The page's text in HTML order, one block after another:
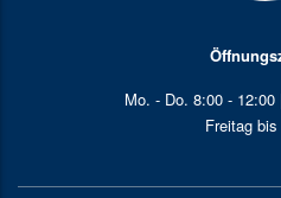
Mo. - Do. 8:00 -
Freitag